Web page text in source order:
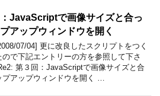
JavaScriptで画像サイズと合っ
アップウィンドウを開く
07/04] 更に改良したスクリプトをつく
ので下記エントリーの方を参照して下さ
第３回：JavaScriptで画像サイズと合
プアップウィンドウを開く …